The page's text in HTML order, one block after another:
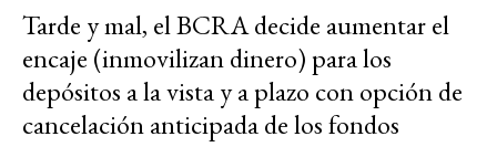
Tarde y mal, el BCRA decide aumentar el
encaje (inmovilizan dinero) para los
depósitos a la vista y a plazo con opción de
cancelación anticipada de los fondos